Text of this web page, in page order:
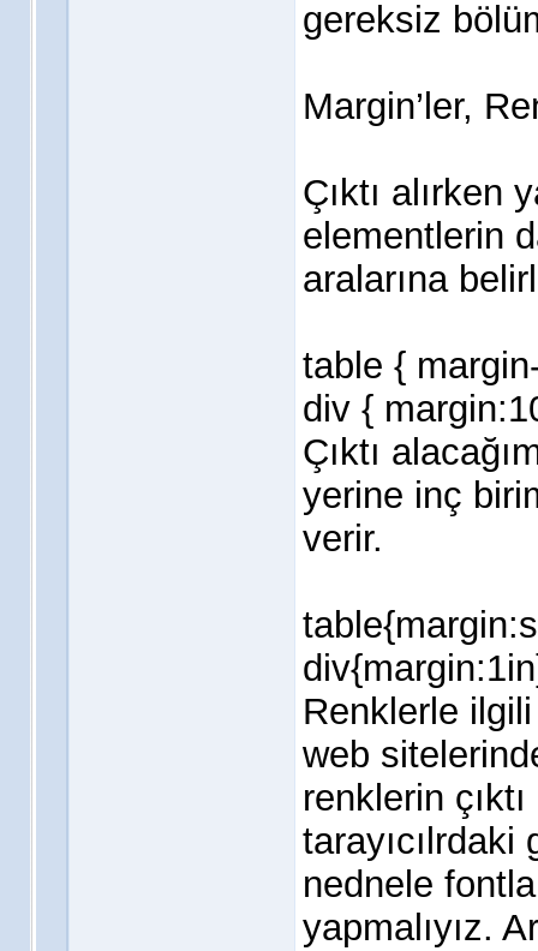
gereksiz
Margin’ler,
Çıktı alırken
elementlerin
aralarına
table {
div {
Çıktı
yerine inç
verir.
Renklerle
web
renklerin
nednele
yapmalıyız.